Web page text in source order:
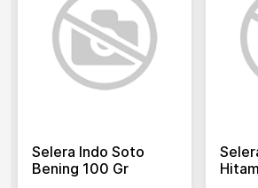
Selera Indo Soto
Bening 100 Gr